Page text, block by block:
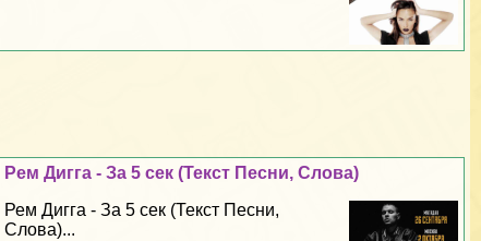
Рем Дигга - За 5 сек (Текст Песни, Слова)
Рем Дигга - За 5 сек (Текст Песни,
Слова)...